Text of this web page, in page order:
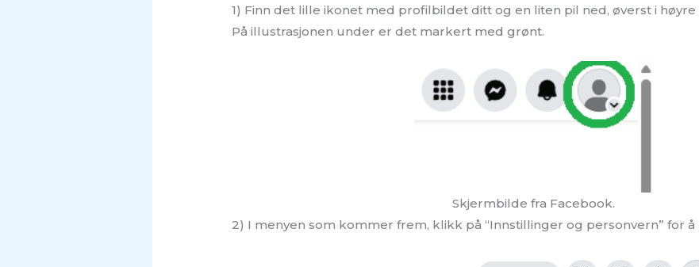
1) Finn det lille ikonet med profilbildet ditt og en liten pil ned, øverst i
På illustrasjonen under er det markert med grønt.
Skjermbilde fra Facebook.
2) I menyen som kommer frem, klikk på “Innstillinger og personvern” for